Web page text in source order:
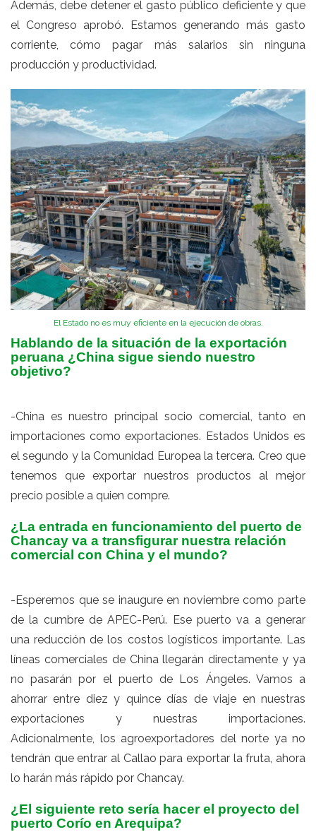
Además, debe detener el gasto público deficiente y que
el Congreso aprobó. Estamos generando más gasto
corriente, cómo pagar más salarios sin ninguna
producción y productividad.
El Estado no es muy eficiente en la ejecución de obras.
Hablando de la situación de la exportación
peruana ¿China sigue siendo nuestro
objetivo?
-China es nuestro principal socio comercial, tanto en
importaciones como exportaciones. Estados Unidos es
el segundo y la Comunidad Europea la tercera. Creo que
tenemos que exportar nuestros productos al mejor
precio posible a quien compre.
¿La entrada en funcionamiento del puerto de
Chancay va a transfigurar nuestra relación
comercial con China y el mundo?
-Esperemos que se inaugure en noviembre como parte
de la cumbre de APEC-Perú. Ese puerto va a generar
una reducción de los costos logísticos importante. Las
líneas comerciales de China llegarán directamente y ya
no pasarán por el puerto de Los Ángeles. Vamos a
ahorrar entre diez y quince días de viaje en nuestras
exportaciones y nuestras importaciones.
Adicionalmente, los agroexportadores del norte ya no
tendrán que entrar al Callao para exportar la fruta, ahora
lo harán más rápido por Chancay.
¿El siguiente reto sería hacer el proyecto del
puerto Corío en Arequipa?